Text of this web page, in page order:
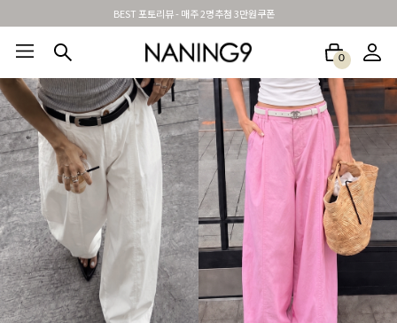
신규가입시 무료배송 + 2천원할인쿠폰
0
BEST100🤍 NEW5% 베스트재진행 썸머여행룩 아울렛 하객&모임룩